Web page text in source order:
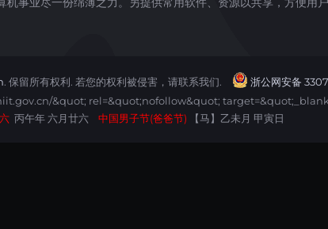
. 保留所有权利. 若您的权利被侵害，请联系我们. 浙公网安备
&quot; rel=&quot;nofollow&quot;
丙午年 六月廿六 中国男子节(爸爸节) 【马】乙未月 甲寅日